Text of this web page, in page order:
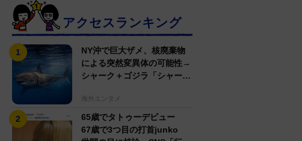
アクセスランキング
NY沖で巨大ザメ、核廃棄物
による突然変異体の可能性→
シャーク＋ゴジラ「シャーク
海外エンタメ
65歳でタトゥーデビュー
67歳で3つ目の打首junko